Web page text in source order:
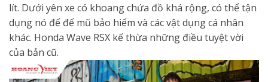
lít. Dưới yên xe có khoang chứa đồ khá rộng, có thể tận
dụng nó để để mũ bảo hiểm và các vật dụng cá nhân
khác. Honda Wave RSX kế thừa những điều tuyệt vời
của bản cũ.